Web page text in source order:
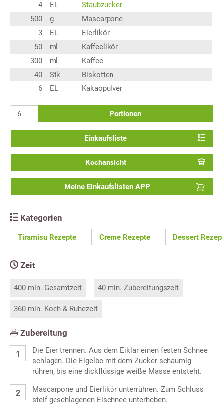
4
EL
Staubzucker
500
g
Mascarpone
3
EL
Eierlikör
50
ml
Kaffeelikör
300
ml
Kaffee
40
Stk
Biskotten
6
EL Kakaopulver
Portionen
Einkaufsliste
Kochansicht
Meine Einkaufslisten APP
Kategorien
Tiramisu Rezepte Creme Rezepte Dessert
Zeit
400 min. Gesamtzeit 40 min. Zubereitungszeit
360 min. Koch & Ruhezeit
Zubereitung
Die Eier trennen. Aus dem Eiklar einen festen Schnee
schlagen. Die Eigelbe mit dem Zucker schaumig
rühren, bis eine dickflüssige weiße Masse entsteht.
Mascarpone und Eierlikör unterrühren. Zum Schluss
steif geschlagenen Eischnee unterheben.